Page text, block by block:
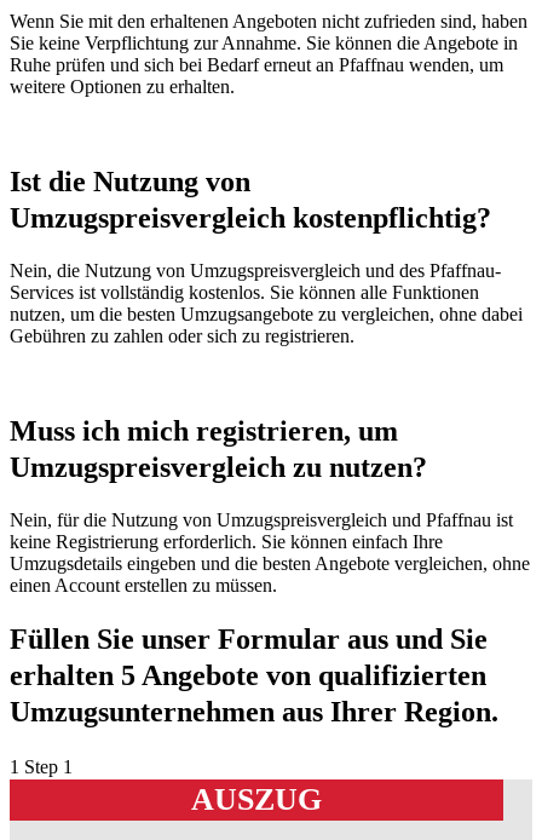
Wenn Sie mit den erhaltenen Angeboten nicht zufrieden sind, haben
Sie keine Verpflichtung zur Annahme. Sie können die Angebote in
Ruhe prüfen und sich bei Bedarf erneut an Pfaffnau wenden, um
weitere Optionen zu erhalten.
Ist die Nutzung von
Umzugspreisvergleich kostenpflichtig?
Nein, die Nutzung von Umzugspreisvergleich und des Pfaffnau-
Services ist vollständig kostenlos. Sie können alle Funktionen
nutzen, um die besten Umzugsangebote zu vergleichen, ohne dabei
Gebühren zu zahlen oder sich zu registrieren.
Muss ich mich registrieren, um
Umzugspreisvergleich zu nutzen?
Nein, für die Nutzung von Umzugspreisvergleich und Pfaffnau ist
keine Registrierung erforderlich. Sie können einfach Ihre
Umzugsdetails eingeben und die besten Angebote vergleichen, ohne
einen Account erstellen zu müssen.
Füllen Sie unser Formular aus und Sie
erhalten 5 Angebote von qualifizierten
Umzugsunternehmen aus Ihrer Region.
1 Step 1
AUSZUG